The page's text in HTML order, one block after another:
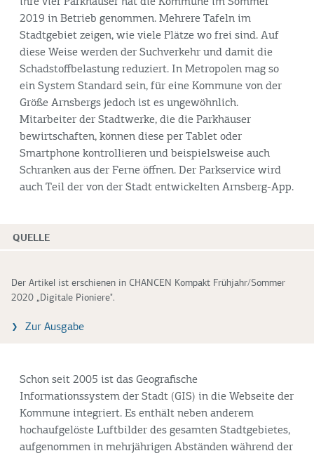
ihre vier Parkhäuser hat die Kommune im Sommer
2019 in Betrieb genommen. Mehrere Tafeln im
Stadtgebiet zeigen, wie viele Plätze wo frei sind. Auf
diese Weise werden der Suchverkehr und damit die
Schadstoffbelastung reduziert. In Metropolen mag so
ein System Standard sein, für eine Kommune von der
Größe Arnsbergs jedoch ist es ungewöhnlich.
Mitarbeiter der Stadtwerke, die die Parkhäuser
bewirtschaften, können diese per Tablet oder
Smartphone kontrollieren und beispielsweise auch
Schranken aus der Ferne öffnen. Der Parkservice wird
auch Teil der von der Stadt entwickelten Arnsberg-App.
QUELLE
Der Artikel ist erschienen in CHANCEN Kompakt Frühjahr/Sommer
2020 „Digitale Pioniere".
Zur Ausgabe
Schon seit 2005 ist das Geografische
Informationssystem der Stadt (GIS) in die Webseite der
Kommune integriert. Es enthält neben anderem
hochaufgelöste Luftbilder des gesamten Stadtgebietes,
aufgenommen in mehrjährigen Abständen während der